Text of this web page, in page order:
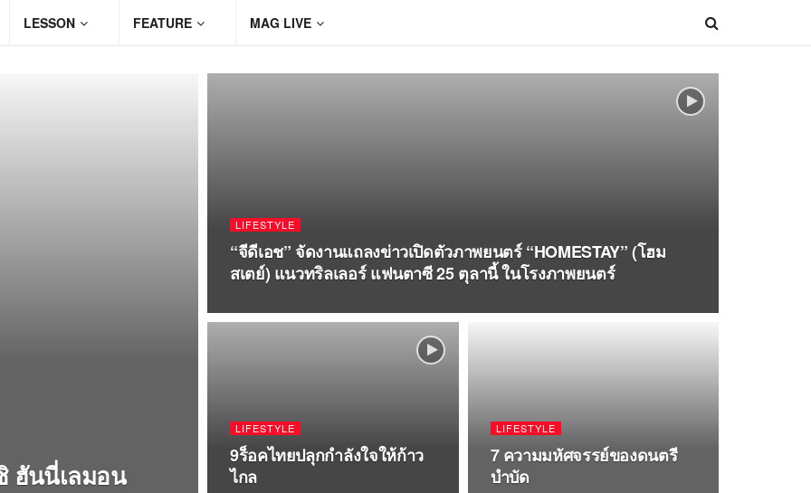
LESSON FEATURE MAG LIVE
ฮันนี่เลมอน
LIFESTYLE
“จีดีเอช” จัดงานแถลงข่าวเปิดตัวภาพยนตร์ “HOMESTAY” (โฮม
สเตย์) แนวทริลเลอร์ แฟนตาซี 25 ตุลานี้ ในโรงภาพยนตร์
LIFESTYLE
9ร็อคไทยปลุกกำลังใจให้ก้าว
ไกล
LIFESTYLE
7 ความมหัศจรรย์ของดนตรี
บำบัด